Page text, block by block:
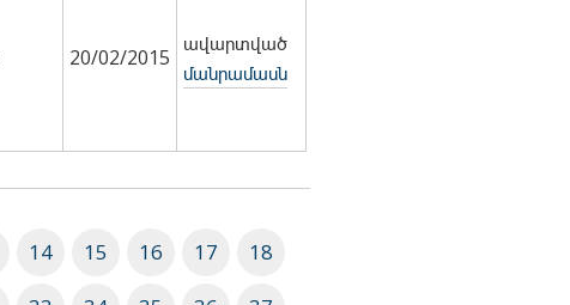
20/02/2015
ավարտված
մանրամասն
14 15 16 17
18